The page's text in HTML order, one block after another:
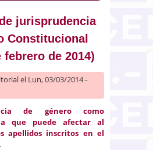
jurisprudencia
Constitucional
febrero de 2014)
el Lun, 03/03/2014 -
de género como
que puede afectar al
apellidos inscritos en el
.